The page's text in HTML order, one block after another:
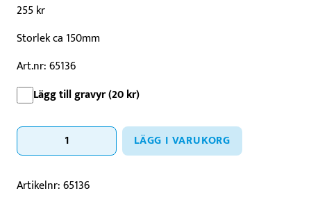
255kr
Storlek ca 150mm
Art.nr: 65136
Lägg till gravyr (20kr)
Funny-
In
Water
LÄGG I VARUKORG
Artikelnr:65136